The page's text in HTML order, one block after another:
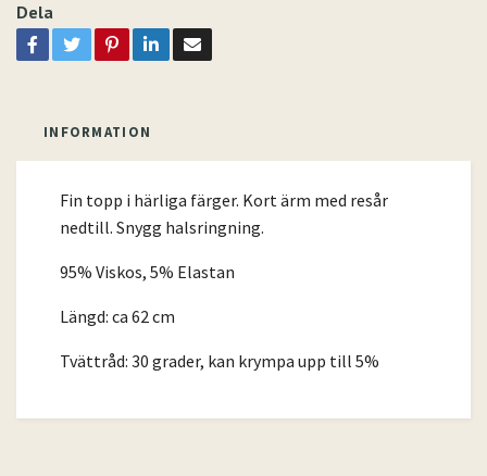
Dela
INFORMATION
Fin topp i härliga färger. Kort ärm med resår
nedtill. Snygg halsringning.
95% Viskos, 5% Elastan
Längd: ca 62 cm
Tvättråd: 30 grader, kan krympa upp till 5%